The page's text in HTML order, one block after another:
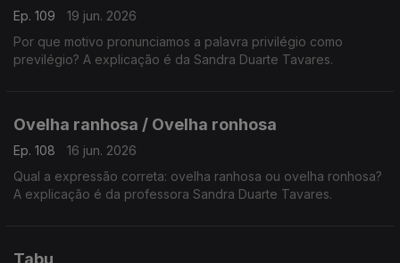
Ep. 109
19 jun. 2026
Por que motivo pronunciamos a palavra privilégio como
previlégio? A explicação é da Sandra Duarte Tavares.
Ovelha ranhosa / Ovelha ronhosa
Ep. 108
16 jun. 2026
Qual a expressão correta: ovelha ranhosa ou ovelha ronhosa?
A explicação é da professora Sandra Duarte Tavares.
Tabu